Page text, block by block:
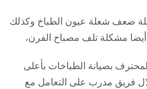
ضعف شعلة عيون الطباخ وكذلك
مشكلة تلف مصباح الفرن،
بصيانة الطباخات بأعلى
فريق مدرب على التعامل مع